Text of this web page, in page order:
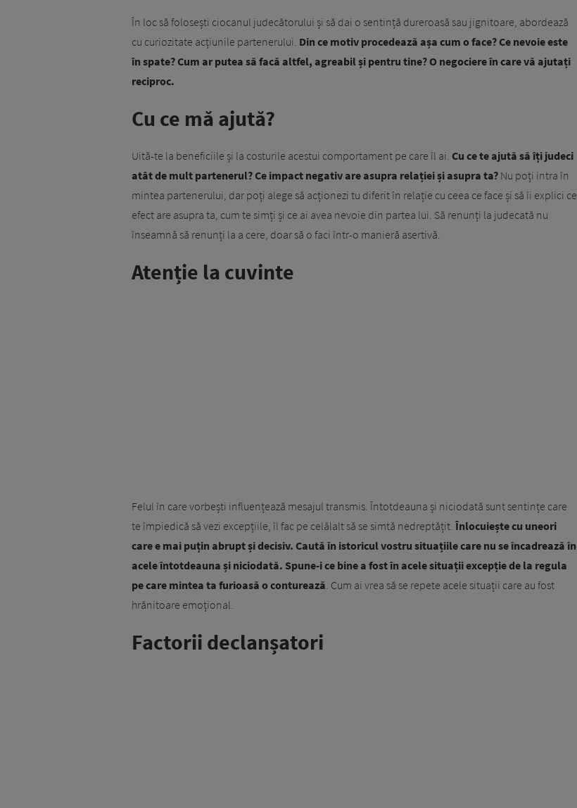
În loc să folosești ciocanul judecătorului și să dai o sentință dureroasă sau jignitoare, abordează
cu curiozitate acțiunile partenerului. Din ce motiv procedează așa cum o face? Ce nevoie este
în spate? Cum ar putea să facă altfel, agreabil și pentru tine? O negociere în care vă ajutați
reciproc.
Cu ce mă ajută?
Uită-te la beneficiile și la costurile acestui comportament pe care îl ai. Cu ce te ajută să îți judeci
atât de mult partenerul? Ce impact negativ are asupra relației și asupra ta? Nu poți intra în
mintea partenerului, dar poți alege să acționezi tu diferit în relație cu ceea ce face și să îi explici ce
efect are asupra ta, cum te simți și ce ai avea nevoie din partea lui. Să renunți la judecată nu
înseamnă să renunți la a cere, doar să o faci într-o manieră asertivă.
Atenție la cuvinte
Felul în care vorbești influențează mesajul transmis. Întotdeauna și niciodată sunt sentințe care
te împiedică să vezi excepțiile, îl fac pe celălalt să se simtă nedreptățit. Înlocuiește cu uneori
care e mai puțin abrupt și decisiv. Caută în istoricul vostru situațiile care nu se încadrează în
acele întotdeauna și niciodată. Spune-i ce bine a fost în acele situații excepție de la regula
pe care mintea ta furioasă o conturează. Cum ai vrea să se repete acele situații care au fost
hrănitoare emoțional.
Factorii declanșatori